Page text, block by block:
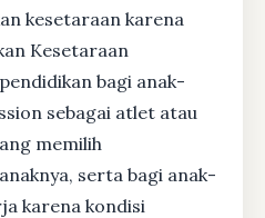
kesetaraan karena
Kesetaraan
bagi anak-
sebagai atlet atau
memilih
serta bagi anak-
karena kondisi